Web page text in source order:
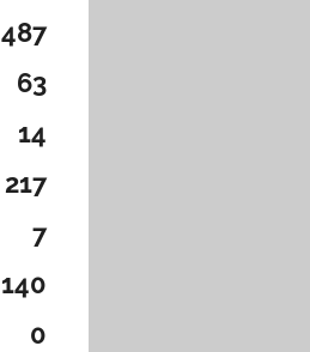
487
63
14
217
7
140
0